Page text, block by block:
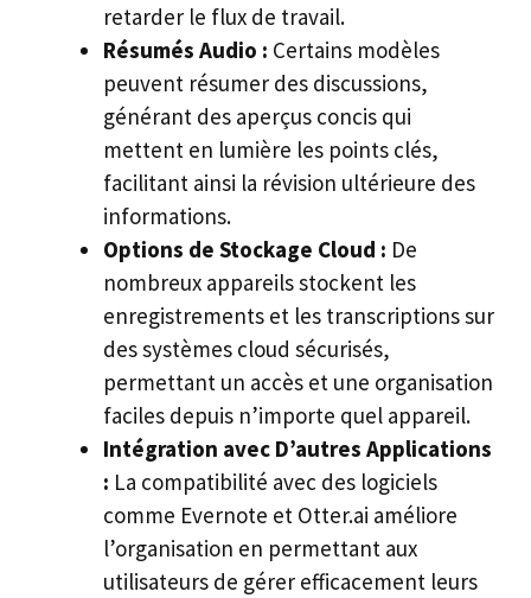
retarder le flux de travail.
Résumés Audio : Certains modèles
peuvent résumer des discussions,
générant des aperçus concis qui
mettent en lumière les points clés,
facilitant ainsi la révision ultérieure des
informations.
Options de Stockage Cloud : De
nombreux appareils stockent les
enregistrements et les transcriptions sur
des systèmes cloud sécurisés,
permettant un accès et une organisation
faciles depuis n’importe quel appareil.
Intégration avec D’autres Applications
: La compatibilité avec des logiciels
comme Evernote et Otter.ai améliore
l’organisation en permettant aux
utilisateurs de gérer efficacement leurs